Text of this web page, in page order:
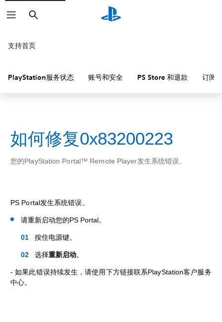
搜
索
支持首页
PlayStation服务状态 账号和安全 PS Store 和退款 订阅
如何修复0x83200223
您的PlayStation Portal™ Remote Player发生系统错误。
PS Portal发生系统错误。
请重新启动您的PS Portal。
按住电源键。
选择重新启动。
- 如果此错误持续发生，请使用下方链接联系PlayStation客户服务
中心。